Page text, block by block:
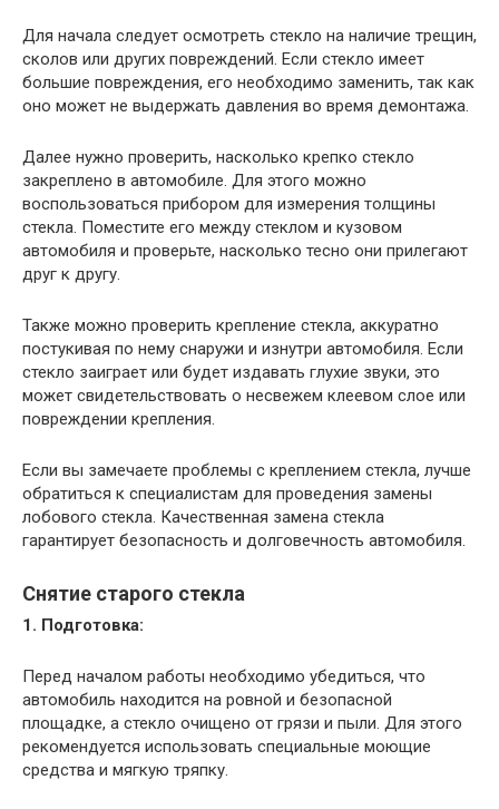
Для начала следует осмотреть стекло на наличие трещин,
сколов или других повреждений. Если стекло имеет
большие повреждения, его необходимо заменить, так как
оно может не выдержать давления во время демонтажа.
Далее нужно проверить, насколько крепко стекло
закреплено в автомобиле. Для этого можно
воспользоваться прибором для измерения толщины
стекла. Поместите его между стеклом и кузовом
автомобиля и проверьте, насколько тесно они прилегают
друг к другу.
Также можно проверить крепление стекла, аккуратно
постукивая по нему снаружи и изнутри автомобиля. Если
стекло заиграет или будет издавать глухие звуки, это
может свидетельствовать о несвежем клеевом слое или
повреждении крепления.
Если вы замечаете проблемы с креплением стекла, лучше
обратиться к специалистам для проведения замены
лобового стекла. Качественная замена стекла
гарантирует безопасность и долговечность автомобиля.
Снятие старого стекла
1. Подготовка:
Перед началом работы необходимо убедиться, что
автомобиль находится на ровной и безопасной
площадке, а стекло очищено от грязи и пыли. Для этого
рекомендуется использовать специальные моющие
средства и мягкую тряпку.